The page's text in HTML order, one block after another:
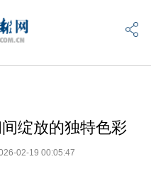
绽放的独特色彩
02-19 00:05:47